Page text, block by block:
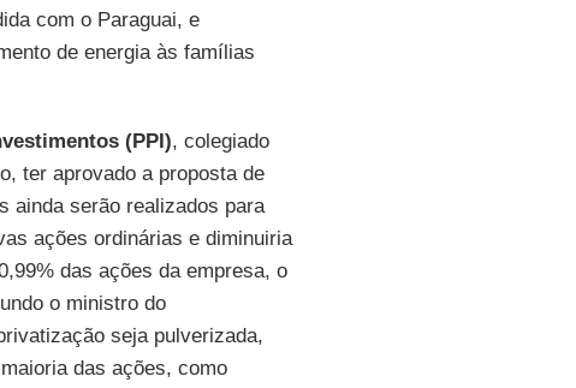
com o Paraguai, e
de energia às famílias
(PPI), colegiado
ter aprovado a proposta de
ainda serão realizados para
ações ordinárias e diminuiria
das ações da empresa, o
o ministro do
seja pulverizada,
das ações, como